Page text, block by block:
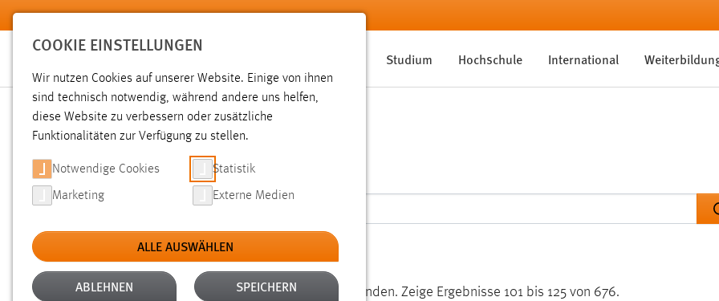
Zum Hauptinhalt springen
Studium Hochschule International
SUCHE
Aktive Filter: TYP: SEITEN ALLE FILTER ENTFERNEN
Gesucht nach "professoren". Es wurden 676 Ergebnisse gefunden. Zeige Ergebnisse 101 bis 125 von 676.
COOKIE EINSTELLUNGEN
Wir nutzen Cookies auf unserer Website. Einige von ihnen
sind technisch notwendig, während andere uns helfen,
diese Website zu verbessern oder zusätzliche
Funktionalitäten zur Verfügung zu stellen.
Notwendige Cookies Statistik
Marketing Externe Medien
ALLE AUSWÄHLEN
ABLEHNEN SPEICHERN